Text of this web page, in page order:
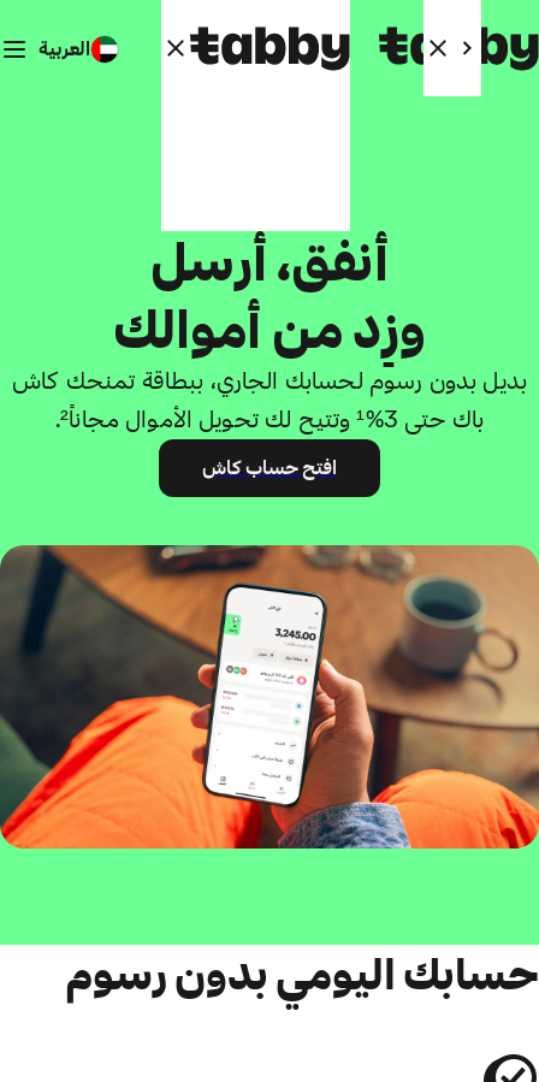
العربية
وزِد من أموالك
بديل بدون رسوم لحسابك الجاري، ببطاقة تمنحك كاش
باك حتى 3%¹ وتتيح لك تحويل الأموال مجاناً².
افتح حساب كاش
حسابك اليومي بدون رسوم